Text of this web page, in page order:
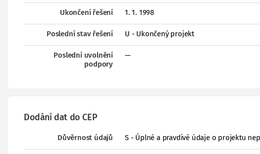
Ukončení řešení 1. 1. 1998
Poslední stav řešení U - Ukončený projekt
Poslední uvolnění
podpory
—
Dodání dat do CEP
Důvěrnost údajů S - Úplné a pravdivé údaje o projektu